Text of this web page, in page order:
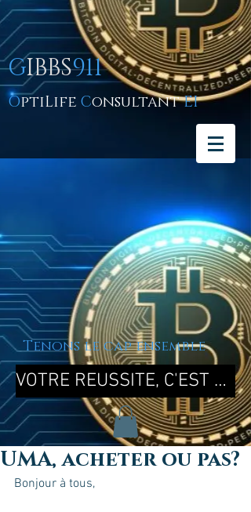
GIBBS911
OptiLife ConsultantEI
Tenons le cap ensemble
VOTRE REUSSITE, C'EST MA REUSSITE !
UMA, acheter ou pas?
Bonjour à tous,